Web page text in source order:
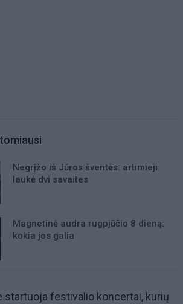
Negrįžo iš Jūros šventės: artimieji
laukė dvi savaites
Magnetinė audra rugpjūčio 8 dieną:
kokia jos galia
startuoja festivalio koncertai, kurių